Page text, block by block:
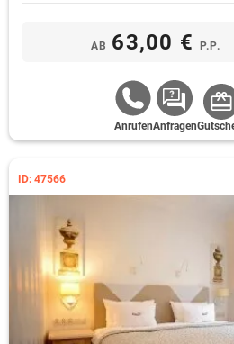
AB 63,00 € P.P.
AnrufenAnfragen
ID: 47566